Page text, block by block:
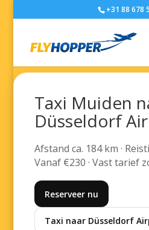
+31 88 678
Taxi Muiden
Düsseldorf
Afstand ca. 184 km ·
Vanaf €230 · Vast tarief
Reserveer nu
Taxi naar Düsseldorf